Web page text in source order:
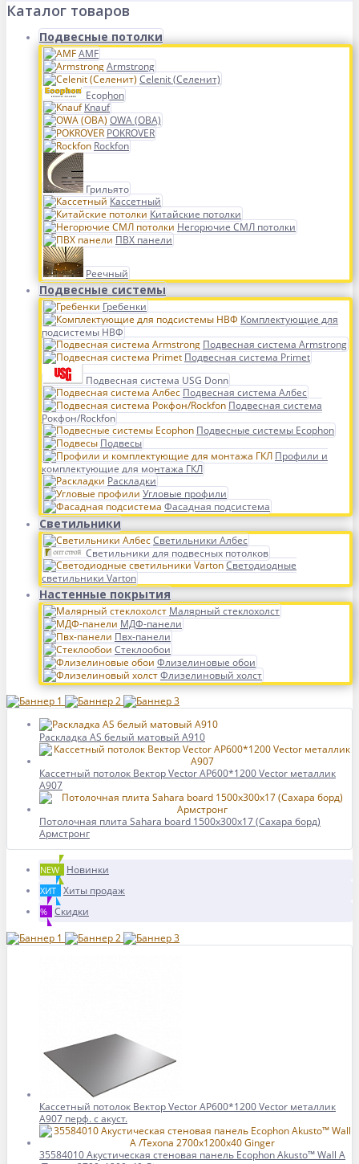
Каталог товаров
Подвесные потолки
AMF
Armstrong
Celenit (Селенит)
Ecophon
Knauf
OWA (ОВА)
POKROVER
Rockfon
Грильято
Кассетный
Китайские потолки
Негорючие СМЛ потолки
ПВХ панели
Реечный
Подвесные системы
Гребенки
Комплектующие для
подсистемы НВФ
Подвесная система Armstrong
Подвесная система Primet
Подвесная система USG Donn
Подвесная система Албес
Подвесная система
Рокфон/Rockfon
Подвесные системы Ecophon
Подвесы
Профили и
комплектующие для монтажа ГКЛ
Раскладки
Угловые профили
Фасадная подсистема
Светильники
Светильники Албес
Светильники для подвесных потолков
Светодиодные
светильники Varton
Настенные покрытия
Малярный стеклохолст
МДФ-панели
Пвх-панели
Стеклообои
Флизелиновые обои
Флизелиновый холст
Раскладка AS белый матовый А910
Кассетный потолок Вектор Vector AP600*1200 Vector металлик
А907
Потолочная плита Sahara board 1500x300x17 (Сахара борд)
Армстронг
NEW Новинки
ХИТ Хиты продаж
% Скидки
Кассетный потолок Вектор Vector AP600*1200 Vector металлик
А907 перф. с акуст.
35584010 Акустическая стеновая панель Ecophon Akusto™ Wall A